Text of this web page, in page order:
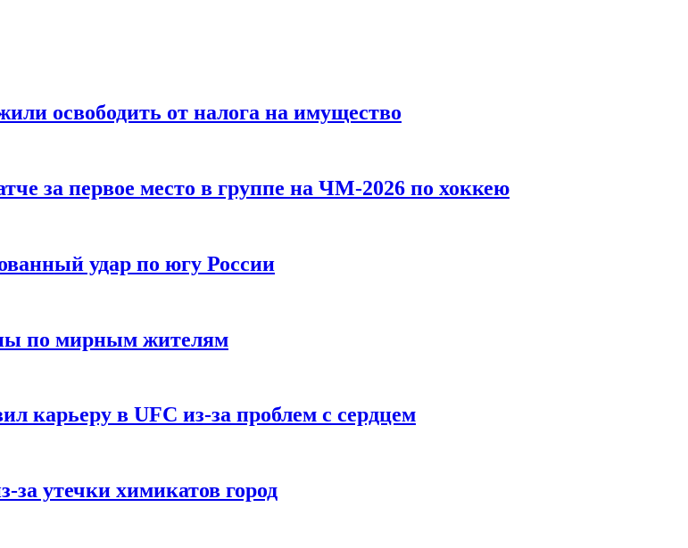
освободить от налога на имущество
за первое место в группе на ЧМ-2026 по хоккею
удар по югу России
по мирным жителям
карьеру в UFC из-за проблем с сердцем
утечки химикатов город